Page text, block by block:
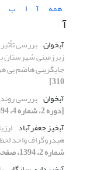
همه
آ ا ب
آ
آبخوان بررسی
زیرزمینی شهرستان
جایگزینی هاضم بی‏
310]
آبخوان بررسی
[دوره 2، شماره 4، 1394، صفحه 383-394]
آبخیز جعفرآباد
هیدروگراف واحد
شماره 2، 1394، صفحه 141-150]